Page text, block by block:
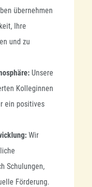
übernehmen
Ihre
und zu
Unsere
Kolleginnen
ein positives
Wir
Schulungen,
Förderung.